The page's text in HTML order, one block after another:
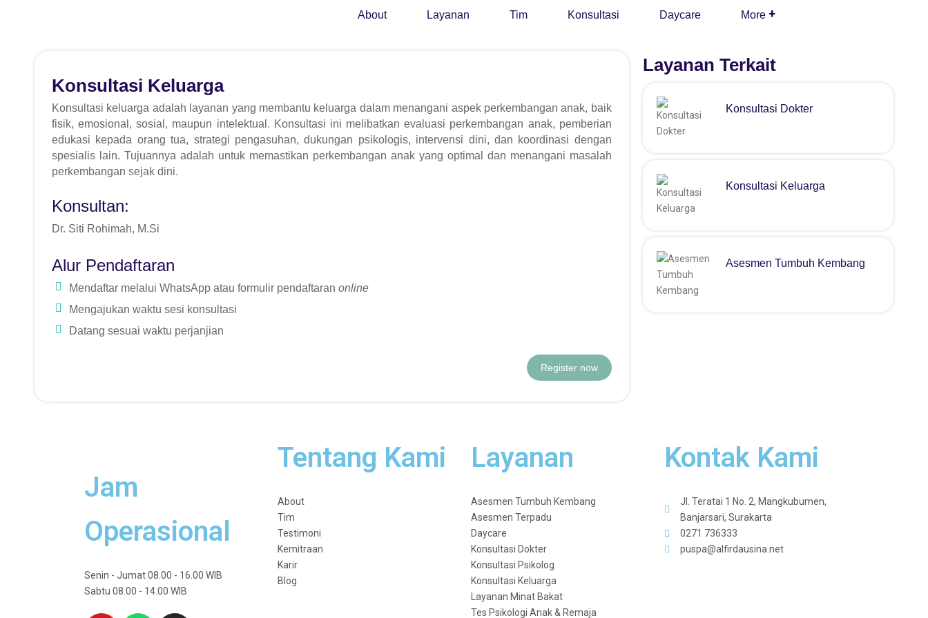
About Layanan Tim Konsultasi Daycare More
Konsultasi Keluarga
Konsultasi keluarga adalah layanan yang membantu keluarga dalam menangani aspek perkembangan anak, baik
fisik, emosional, sosial, maupun intelektual. Konsultasi ini melibatkan evaluasi perkembangan anak, pemberian
edukasi kepada orang tua, strategi pengasuhan, dukungan psikologis, intervensi dini, dan koordinasi dengan
spesialis lain. Tujuannya adalah untuk memastikan perkembangan anak yang optimal dan menangani masalah
perkembangan sejak dini.
Konsultan:
Dr. Siti Rohimah, M.Si
Alur Pendaftaran
Mendaftar melalui WhatsApp atau formulir pendaftaran online
Mengajukan waktu sesi konsultasi
Datang sesuai waktu perjanjian
Register now
Layanan Terkait
Konsultasi Dokter
Konsultasi Keluarga
Asesmen Tumbuh Kembang
Jam
Operasional
Senin - Jumat 08.00 - 16.00 WIB
Sabtu 08.00 - 14.00 WIB
Tentang Kami
About
Tim
Testimoni
Kemitraan
Karir
Blog
Layanan
Asesmen Tumbuh Kembang
Asesmen Terpadu
Daycare
Konsultasi Dokter
Konsultasi Psikolog
Konsultasi Keluarga
Layanan Minat Bakat
Tes Psikologi Anak & Remaja
Kontak Kami
Jl. Teratai 1 No. 2, Mangkubumen,
Banjarsari, Surakarta
0271 736333
puspa@alfirdausina.net